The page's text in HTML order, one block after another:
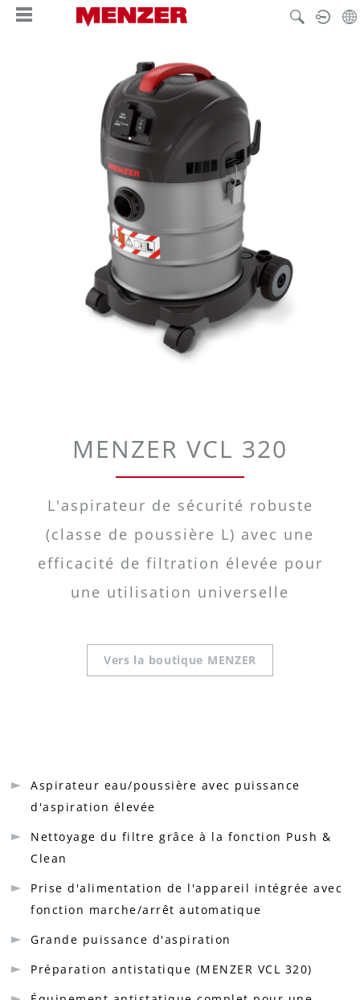
principal
MENZER VCL 320
L'aspirateur de sécurité robuste
(classe de poussière L) avec une
efficacité de filtration élevée pour
une utilisation universelle
Vers la boutique MENZER
Aspirateur eau/poussière avec puissance
d'aspiration élevée
Nettoyage du filtre grâce à la fonction Push &
Clean
Prise d'alimentation de l'appareil intégrée avec
fonction marche/arrêt automatique
Grande puissance d'aspiration
Préparation antistatique (MENZER VCL 320)